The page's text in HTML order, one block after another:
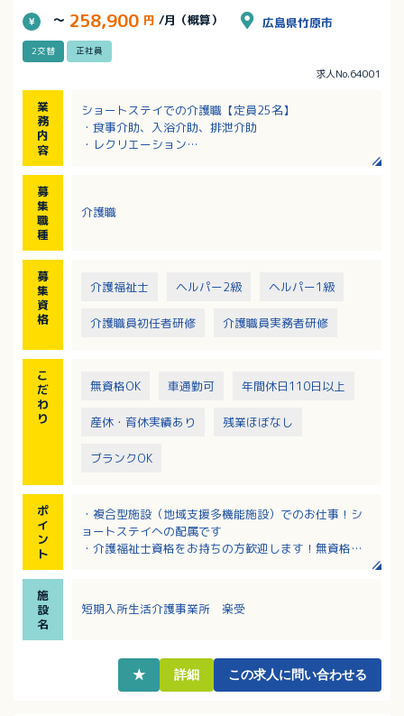
～ 258,900 円 /月（概算） 広島県竹原市
2交替 正社員
求人No.64001
業
務
内
容
ショートステイでの介護職【定員25名】
・食事介助、入浴介助、排泄介助
・レクリエーション
募
集
職
種
介護職
募
集
資
格
介護福祉士 ヘルパー2級 ヘルパー1級
介護職員初任者研修 介護職員実務者研修
こ
だ
わ
り
無資格OK 車通勤可 年間休日110日以上
産休・育休実績あり 残業ほぼなし
ブランクOK
ポ
イ
ン
ト
・複合型施設（地域支援多機能施設）でのお仕事！シ
ョートステイへの配属です
・介護福祉士資格をお持ちの方歓迎します！無資格の
・同施設内に提携医療機関あり！医師との連携で安心
の体制！
・離床センサー他ICT機器導入あり！
・完全週休2日制で年間休日110日、賞与3.8ヶ月分の
施
設
名
短期入所生活介護事業所 楽受
★ 詳細 この求人に問い合わせる